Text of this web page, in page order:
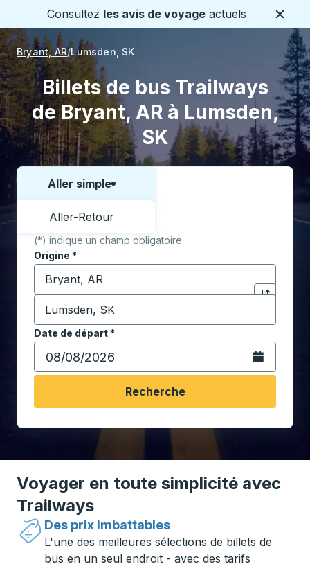
Consultez les avis de voyage actuels
Bryant, AR Lumsden, SK
Billets de bus Trailways
de Bryant, AR à Lumsden,
SK
Choisissez un sens ou un aller-retour:
Aller simple
Aller-Retour
(*) indique un champ obligatoire
Origine *
Commencez à saisir la ville d'origine pour ouvrir
Cliquez
Destination *
Commencez à saisir la ville de destination pour
Date de départ*
Tapez la date au format date Barre oblique du mois à
Ouvrez le
Recherche
Voyager en toute simplicité avec
Trailways
Des prix imbattables
L'une des meilleures sélections de billets de
bus en un seul endroit - avec des tarifs